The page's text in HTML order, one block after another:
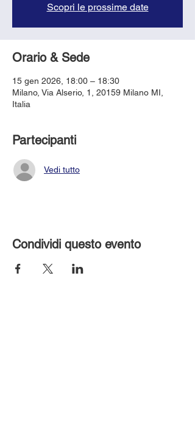
Scopri le prossime date
Orario & Sede
15 gen 2026, 18:00 – 18:30
Milano, Via Alserio, 1, 20159 Milano MI,
Italia
Partecipanti
Vedi tutto
Condividi questo evento